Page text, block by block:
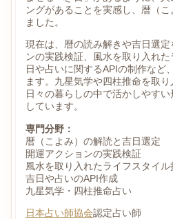
ングがあることを実感し、暦（
ました。
現在は、暦の読み解きや吉日選
ンの実践検証、風水を取り入れ
日や占いに関するAPIの制作など
ます。九星気学や四柱推命を取り
日々の暮らしの中で活かしやす
しています。
専門分野：
暦（こよみ）の解読と吉日選定
開運アクションの実践検証
風水を取り入れたライフスタイル
吉日や占いのAPI作成
九星気学・四柱推命占い
日本占い師協会認定占い師